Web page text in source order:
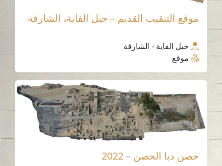
موقع التنقيب القديم – جبل الفاية، الشارقة
جبل الفاية - الشارقة
موقع
حصن دبا الحصن – 2022